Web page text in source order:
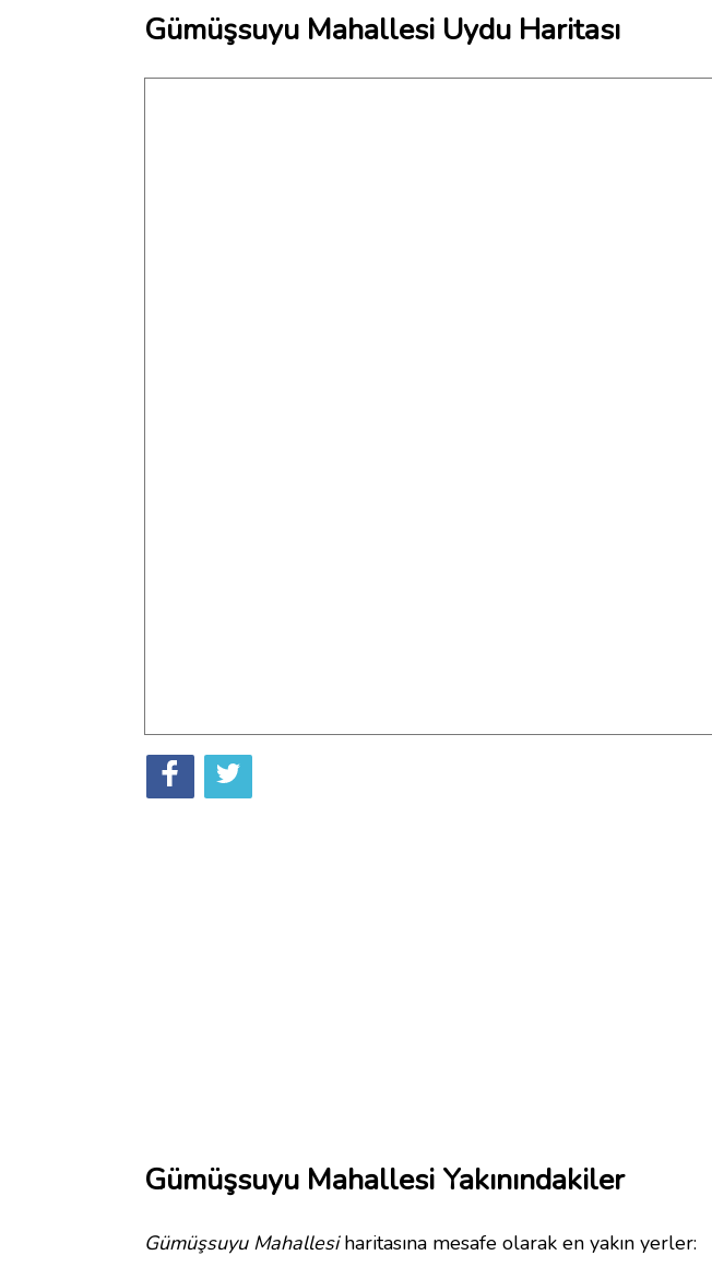
Gümüşsuyu Mahallesi Uydu Haritası
Gümüşsuyu Mahallesi Yakınındakiler
Gümüşsuyu Mahallesiharitasına mesafe olarak en yakın yerler: